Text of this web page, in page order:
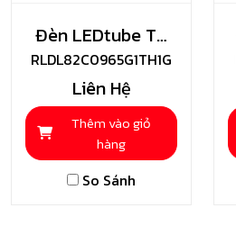
Đèn LEDtube T8
Độ Sáng Cao
Toshiba
RLDL82C0965G1TH1G
Liên Hệ
Thêm vào giỏ
hàng
So Sánh